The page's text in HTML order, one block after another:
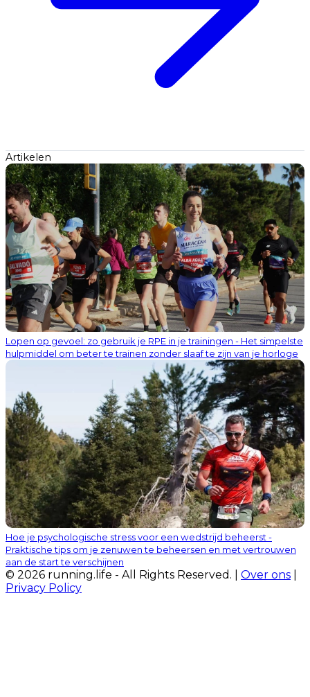
Artikelen
Lopen op gevoel: zo gebruik je RPE in je trainingen - Het simpelste
hulpmiddel om beter te trainen zonder slaaf te zijn van je horloge
Hoe je psychologische stress voor een wedstrijd beheerst -
Praktische tips om je zenuwen te beheersen en met vertrouwen
aan de start te verschijnen
© 2026 running.life - All Rights Reserved. | Over ons
Privacy Policy